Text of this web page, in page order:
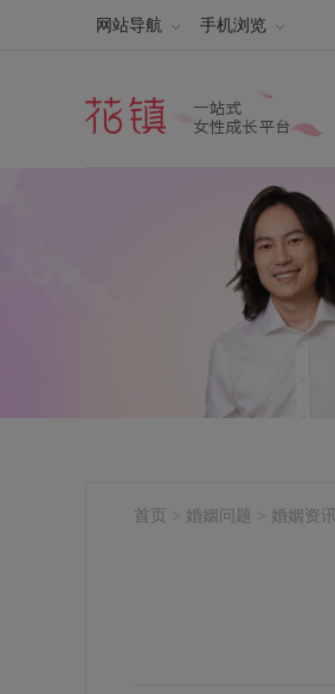
网站导航 手机浏览
首页 > 婚姻问题 > 婚姻资讯